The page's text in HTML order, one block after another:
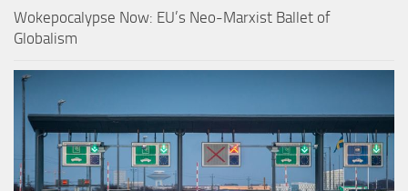
Wokepocalypse Now: EU’s Neo-Marxist Ballet of
Globalism